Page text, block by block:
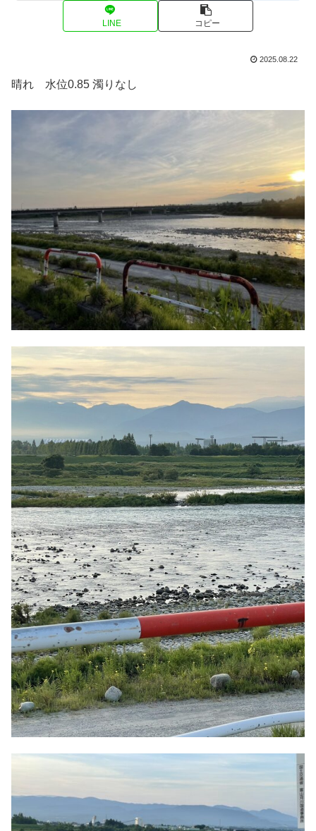
LINE コピー
2025.08.22
晴れ 水位0.85 濁りなし